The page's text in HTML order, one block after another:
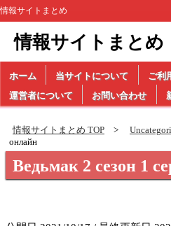
情報サイトまとめ
情報サイトまとめ
ホーム 当サイトについて ご利
運営者について
お問い合わせ
情報サイトまとめ TOP
онлайн
Ведьмак 2 сезон 1